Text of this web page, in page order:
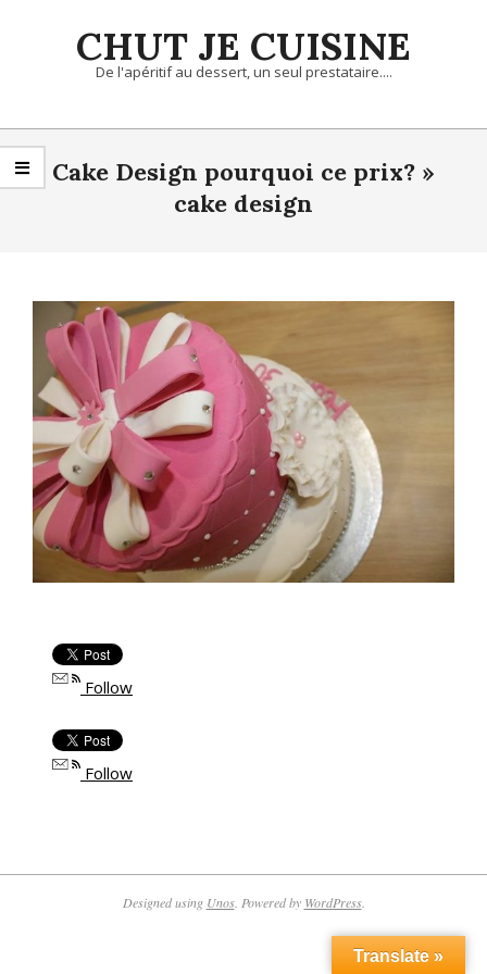
CHUT JE CUISINE
De l'apéritif au dessert, un seul prestataire....
Primary
Navigation
Menu Cake Design pourquoi ce prix? »
cake design
Follow
Follow
03-
Designed using Unos. Powered by WordPress.
Translate »